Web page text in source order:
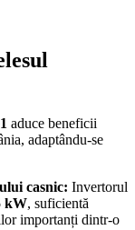
aduce beneficii
adaptându-se
casnic: Invertorul
kW, suficientă
importanți dintr-o